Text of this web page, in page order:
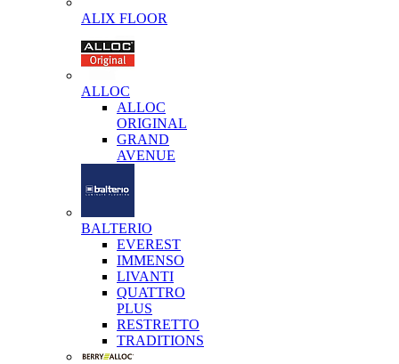
ALIX FLOOR
ALLOC
ALLOC
ORIGINAL
GRAND
AVENUE
BALTERIO
EVEREST
IMMENSO
LIVANTI
QUATTRO
PLUS
RESTRETTO
TRADITIONS